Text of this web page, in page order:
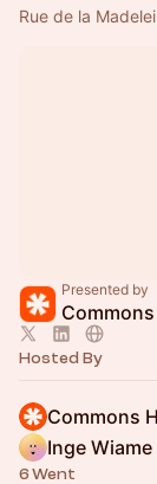
Rue de la
Presented by
Hosted By
Commons
Inge Wiame
6 Went